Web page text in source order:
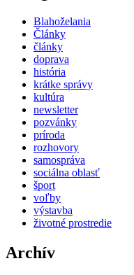
Blahoželania
Články
články
doprava
história
krátke správy
kultúra
newsletter
pozvánky
príroda
rozhovory
samospráva
sociálna oblasť
šport
voľby
výstavba
životné prostredie
Archív